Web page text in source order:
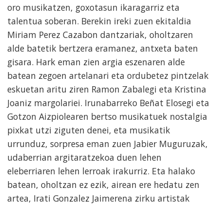
oro musikatzen, goxotasun ikaragarriz eta
talentua soberan. Berekin ireki zuen ekitaldia
Miriam Perez Cazabon dantzariak, oholtzaren
alde batetik bertzera eramanez, antxeta baten
gisara. Hark eman zien argia eszenaren alde
batean zegoen artelanari eta ordubetez pintzelak
eskuetan aritu ziren Ramon Zabalegi eta Kristina
Joaniz margolariei. Irunabarreko Beñat Elosegi eta
Gotzon Aizpiolearen bertso musikatuek nostalgia
pixkat utzi ziguten denei, eta musikatik
urrunduz, sorpresa eman zuen Jabier Muguruzak,
udaberrian argitaratzekoa duen lehen
eleberriaren lehen lerroak irakurriz. Eta halako
batean, oholtzan ez ezik, airean ere hedatu zen
artea, Irati Gonzalez Jaimerena zirku artistak